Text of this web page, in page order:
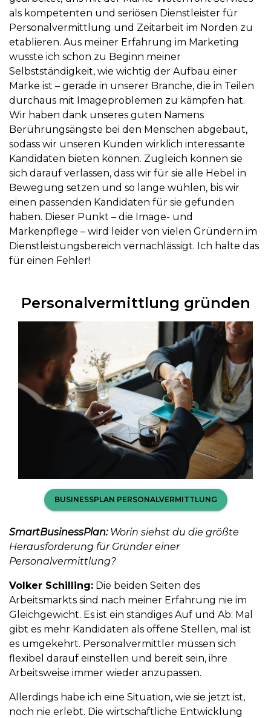
als kompetenten und seriösen Dienstleister für
Personalvermittlung und Zeitarbeit im Norden zu
etablieren. Aus meiner Erfahrung im Marketing
wusste ich schon zu Beginn meiner
Selbstständigkeit, wie wichtig der Aufbau einer
Marke ist – gerade in unserer Branche, die in Teilen
durchaus mit Imageproblemen zu kämpfen hat.
Wir haben dank unseres guten Namens
Berührungsängste bei den Menschen abgebaut,
sodass wir unseren Kunden wirklich interessante
Kandidaten bieten können. Zugleich können sie
sich darauf verlassen, dass wir für sie alle Hebel in
Bewegung setzen und so lange wühlen, bis wir
einen passenden Kandidaten für sie gefunden
haben. Dieser Punkt – die Image- und
Markenpflege – wird leider von vielen Gründern im
Dienstleistungsbereich vernachlässigt. Ich halte das
für einen Fehler!
Personalvermittlung gründen
BUSINESSPLAN PERSONALVERMITTLUNG
SmartBusinessPlan: Worin siehst du die größte
Herausforderung für Gründer einer
Personalvermittlung?
Volker Schilling: Die beiden Seiten des
Arbeitsmarkts sind nach meiner Erfahrung nie im
Gleichgewicht. Es ist ein ständiges Auf und Ab: Mal
gibt es mehr Kandidaten als offene Stellen, mal ist
es umgekehrt. Personalvermittler müssen sich
flexibel darauf einstellen und bereit sein, ihre
Arbeitsweise immer wieder anzupassen.
Allerdings habe ich eine Situation, wie sie jetzt ist,
noch nie erlebt. Die wirtschaftliche Entwicklung